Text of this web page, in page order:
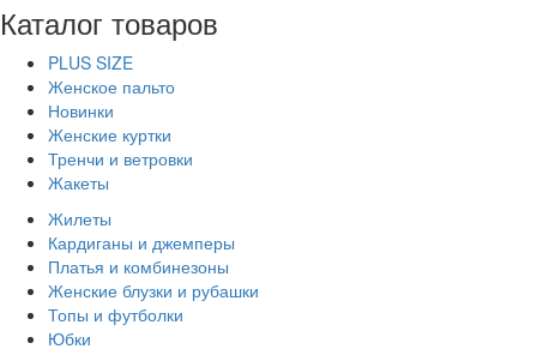
Каталог товаров
PLUS SIZE
Женское пальто
Новинки
Женские куртки
Тренчи и ветровки
Жакеты
Жилеты
Кардиганы и джемперы
Платья и комбинезоны
Женские блузки и рубашки
Топы и футболки
Юбки